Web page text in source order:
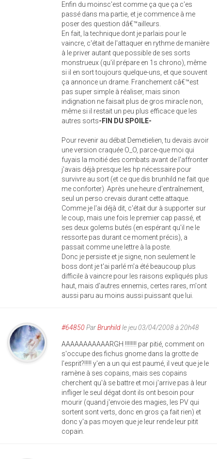
Enfin du moinsc'est comme ça que ça c'es
passé dans ma partie, et je commence à me
poser des question dâ€™ailleurs.
En fait, la technique dont je parlais pour le
vaincre, c'était de l'attaquer en rythme de manière
à le priver autant que possible de ses sorts
monstrueux (qu'il prépare en 1s chrono), même
si il en sort toujours quelque-uns, et que souvent
ça annonce un drame. Franchement câ€™est
pas super simple à réaliser, mais sinon
indignation ne faisait plus de gros miracle non,
même si il restait un peu plus efficace que les
autres sorts-FIN DU SPOILE-
Pour revenir au débat Demetielien, tu devais avoir
une version craquée O_O, parce-que moi qui
fuyais la moitié des combats avant de l'affronter
j'avais déjà presque les hp nécessaire pour
survivre au sort (et ce que dis brunhild ne fait que
me conforter). Après une heure d'entraînement,
seul un perso crevais durant cette attaque.
Comme je l'ai déjà dit, c'était dur à supporter sur
le coup, mais une fois le premier cap passé, et
ses deux golems butés (en espérant qu'il ne le
ressorte pas durant ce moment précis), a
passait comme une lettre à la poste.
Donc je persiste et je signe, non seulement le
boss dont je t'ai parlé m'a été beaucoup plus
difficile à vaincre pour les raisons expliqués plus
haut, mais d'autres ennemis, certes rares, m'ont
aussi paru au moins aussi puissant que lui.
#64850 ParBrunhildle jeu 03/04/2008 à 20h48
AAAAAAAAAAARGH !!!!!!!! par pitié, comment on
s'occupe des fichus gnome dans la grotte de
l'esprit?!!!!! y'en a un qui est paumé, il veut que je le
ramène à ses copains, mais ses copains
cherchent qu'à se battre et moi j'arrive pas à leur
infliger le seul dégat dont ils ont besoin pour
mourir (quand j'envoie des magies, les PV qui
sortent sont verts, donc en gros ça fait rien) et
donc y'a pas moyen que je leur rende leur pitit
copain.